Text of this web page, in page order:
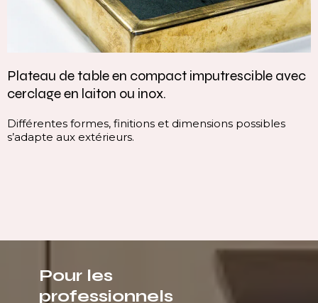
Plateau de table en compact imputrescible avec
cerclage en laiton ou inox.
Différentes formes, finitions et dimensions possibles
s’adapte aux extérieurs.
Pour les
professionnels